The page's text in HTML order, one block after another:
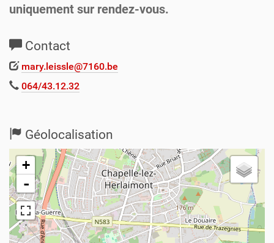
uniquement sur rendez-vous.
Contact
mary.leissle@7160.be
064/43.12.32
Géolocalisation
+
-